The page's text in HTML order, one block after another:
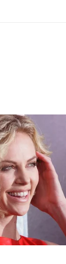
Квели на шоу